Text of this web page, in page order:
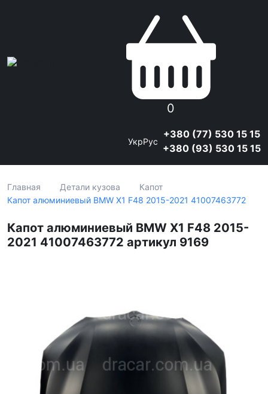
0
УкрРус
+380 (77) 530 15 15
+380 (93) 530 15 15
Главная Детали кузова
Капот
Капот алюминиевый BMW X1 F48 2015-2021 41007463772
Капот алюминиевый BMW X1 F48 2015-
2021 41007463772 артикул 9169